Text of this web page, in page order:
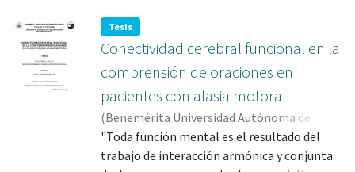
Tesis
Conectividad cerebral funcional en la
comprensión de oraciones en
pacientes con afasia motora
(Benemérita Universidad Autónoma de
Puebla,2017-06)Ramírez Morales, Nayeli
RAMIREZ MORALES, NAYELI; 661552;
"Toda función mental es el resultado del
trabajo de interacción armónica y conjunta